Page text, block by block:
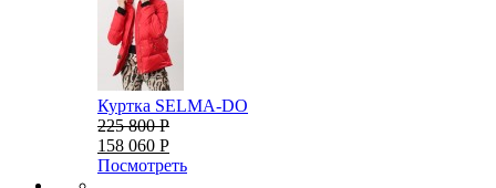
Куртка SELMA-DO
225 800 Р
158 060 Р
Посмотреть